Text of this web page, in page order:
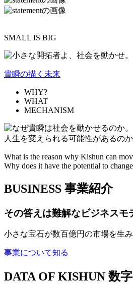
SMALL IS BIG
貴瞬の描く未来
WHY?
WHAT
MECHANISM
人生を変えられる可能性があるのか
What is the reason why Kishun can
Why does it have the potential to
BUSINESS 事業紹介
その答えは難解なビジネスモ
小さな宝石が数百億円の市場を生
事業について知る
DATA OF KISHUN 数